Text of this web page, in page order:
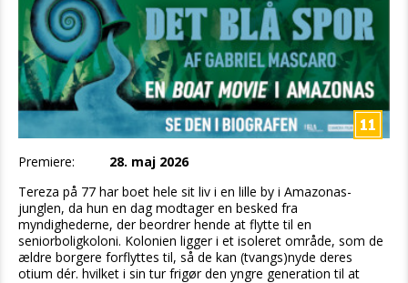
Premiere:
28. maj 2026
Tereza på 77 har boet hele sit liv i en lille by i Amazonas-
junglen, da hun en dag modtager en besked fra
myndighederne, der beordrer hende at flytte til en
seniorboligkoloni. Kolonien ligger i et isoleret område, som de
ældre borgere forflyttes til, så de kan (tvangs)nyde deres
otium dér. hvilket i sin tur frigør den yngre generation til at